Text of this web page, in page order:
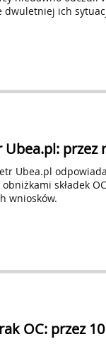
dwuletniej ich
przez
Ubea.pl
składek
wniosków.
OC: przez